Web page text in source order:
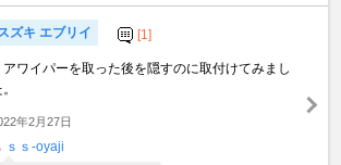
ズキ エブリイ [1]
アワイパーを取った後を隠すのに取付けてみまし
年2月27日
ｓｓ-oyaji